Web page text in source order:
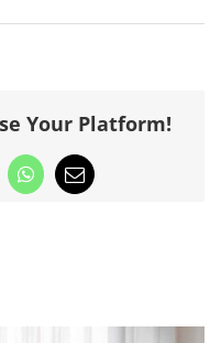
Your Platform!
WhatsApp
Email